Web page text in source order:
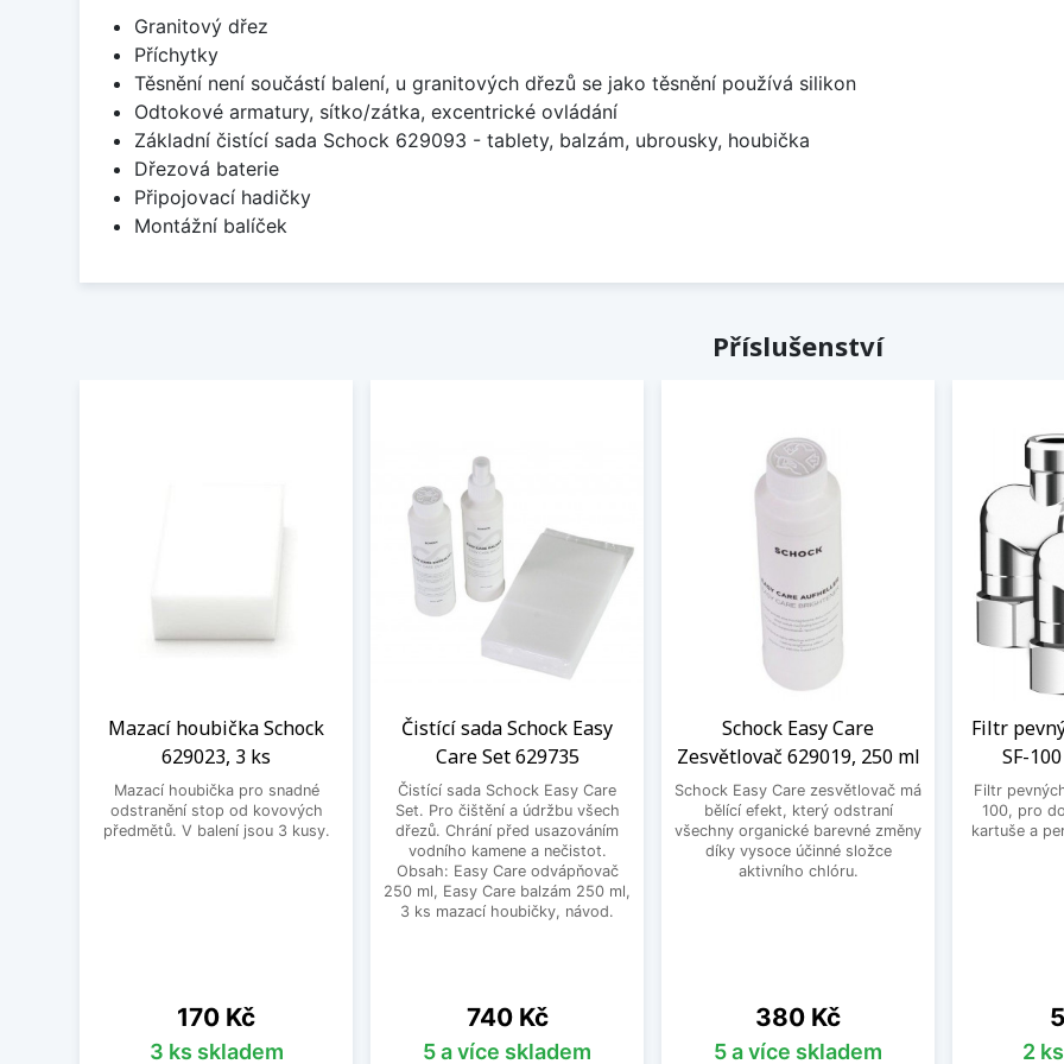
Granitový dřez
Příchytky
Těsnění není součástí balení, u granitových dřezů se jako těsnění používá silikon
Odtokové armatury, sítko/zátka, excentrické ovládání
Základní čistící sada Schock 629093 - tablety, balzám, ubrousky, houbička
Dřezová baterie
Připojovací hadičky
Montážní balíček
Příslušenství
Mazací houbička Schock
629023, 3 ks
Mazací houbička pro snadné
odstranění stop od kovových
předmětů. V balení jsou 3 kusy.
Cena
170 Kč
3 ks skladem
Čistící sada Schock Easy
Care Set 629735
Čistící sada Schock Easy Care
Set. Pro čištění a údržbu všech
dřezů. Chrání před usazováním
vodního kamene a nečistot.
Obsah: Easy Care odvápňovač
250 ml, Easy Care balzám 250 ml,
3 ks mazací houbičky, návod.
Cena
740 Kč
5 a více skladem
Schock Easy Care
Zesvětlovač 629019, 250 ml
Schock Easy Care zesvětlovač má
bělící efekt, který odstraní
všechny organické barevné změny
díky vysoce účinné složce
aktivního chlóru.
Cena
380 Kč
5 a více skladem
Filtr
SF-
Filtr
100, pro
kartuše a
2